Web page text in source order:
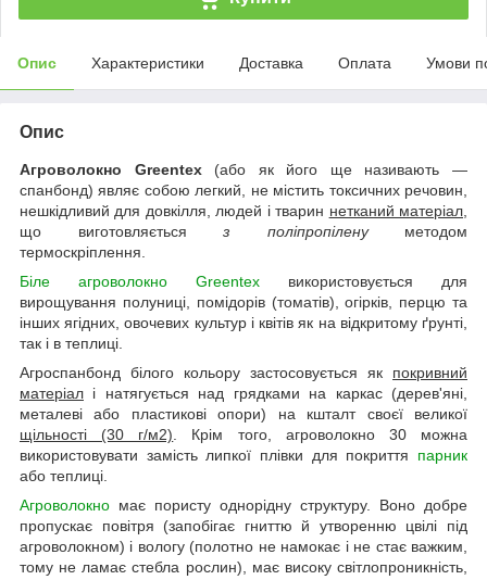
Опис Характеристики Доставка Оплата Умови
Опис
Агроволокно Greentex (або як його ще називають —
спанбонд) являє собою легкий, не містить токсичних речовин,
нешкідливий для довкілля, людей і тварин нетканий матеріал
що виготовляється з поліпропіленуметодом
термоскріплення.
Біле агроволокно Greentex використовується для
вирощування полуниці, помідорів (томатів), огірків, перцю та
інших ягідних, овочевих культур і квітів як на відкритому ґрунті,
так і в теплиці.
Агроспанбонд білого кольору застосовується як покривний
матеріал і натягується над грядками на каркас (дерев'яні,
металеві або пластикові опори) на кшталт своєї великої
щільності (30 г/м2) . Крім того, агроволокно 30 можна
використовувати замість липкої плівки для покриття парник
або теплиці.
Агроволокно має пористу однорідну структуру. Воно добре
пропускає повітря (запобігає гниттю й утворенню цвілі під
агроволокном) і вологу (полотно не намокає і не стає важким,
тому не ламає стебла рослин), має високу світлопроникність,